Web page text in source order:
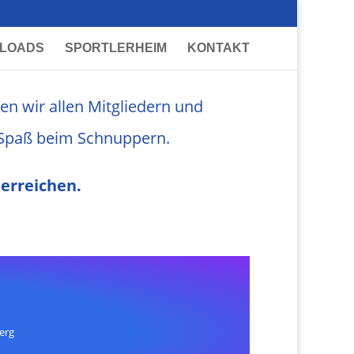
SPORTLERHEIM KONTAKT
wir allen Mitgliedern und
beim Schnuppern.